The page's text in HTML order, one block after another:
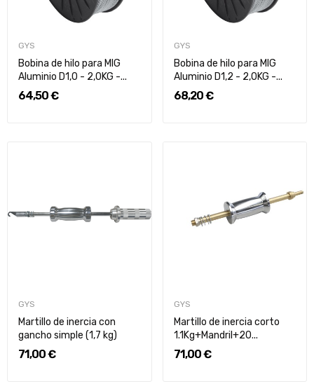
GYS
Bobina de hilo para MIG
Aluminio D1,0 - 2,0KG -...
64,50 €
GYS
Bobina de hilo para MIG
Aluminio D1,2 - 2,0KG -...
68,20 €
GYS
Martillo de inercia con
gancho simple (1,7 kg)
71,00 €
GYS
Martillo de inercia corto
1.1Kg+Mandril+20...
71,00 €